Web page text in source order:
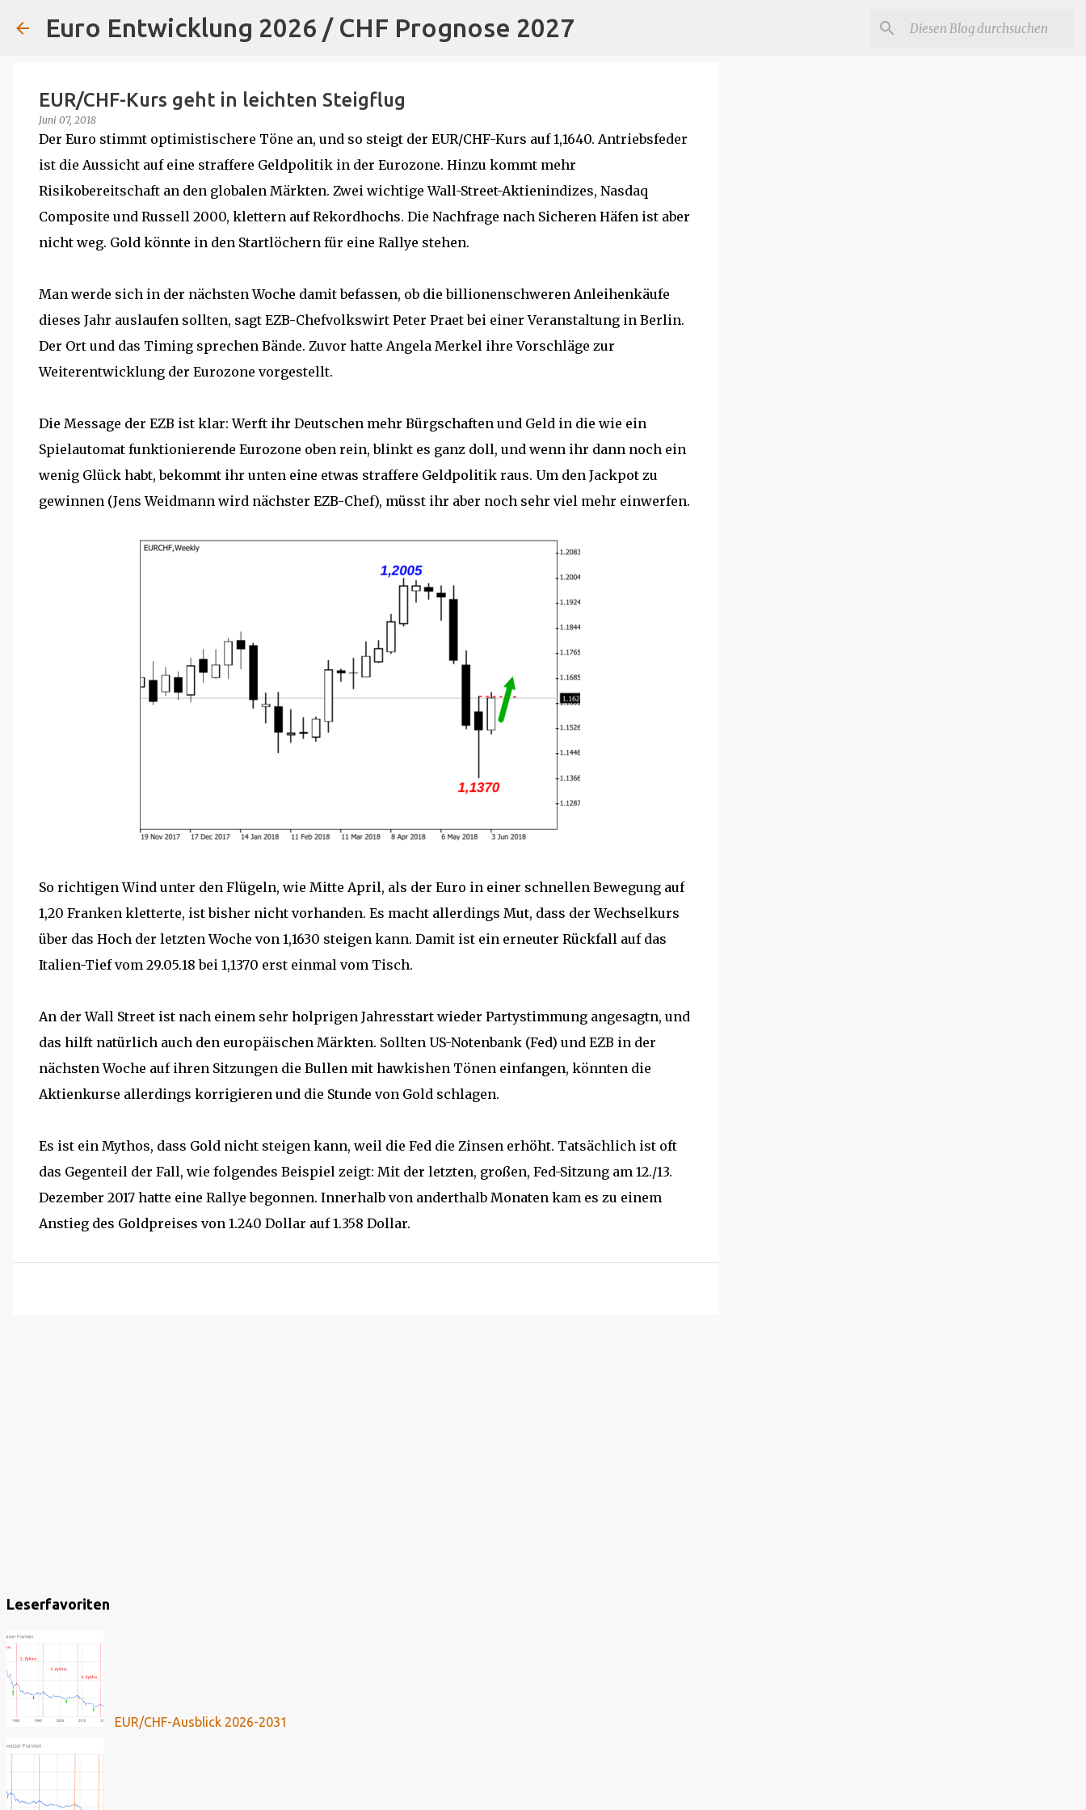
Direkt zum Hauptbereich
Euro Entwicklung 2026 / CHF Prognose 2027
EUR/CHF-Kurs geht in leichten Steigflug
Juni 07, 2018
Der Euro stimmt optimistischere Töne an, und so steigt der EUR/CHF-Kurs auf 1,1640. Antriebsfeder
ist die Aussicht auf eine straffere Geldpolitik in der Eurozone. Hinzu kommt mehr
Risikobereitschaft an den globalen Märkten. Zwei wichtige Wall-Street-Aktienindizes, Nasdaq
Composite und Russell 2000, klettern auf Rekordhochs. Die Nachfrage nach Sicheren Häfen ist aber
nicht weg. Gold könnte in den Startlöchern für eine Rallye stehen.
Man werde sich in der nächsten Woche damit befassen, ob die billionenschweren Anleihenkäufe
dieses Jahr auslaufen sollten, sagt EZB-Chefvolkswirt Peter Praet bei einer Veranstaltung in Berlin.
Der Ort und das Timing sprechen Bände. Zuvor hatte Angela Merkel ihre Vorschläge zur
Weiterentwicklung der Eurozone vorgestellt.
Die Message der EZB ist klar: Werft ihr Deutschen mehr Bürgschaften und Geld in die wie ein
Spielautomat funktionierende Eurozone oben rein, blinkt es ganz doll, und wenn ihr dann noch ein
wenig Glück habt, bekommt ihr unten eine etwas straffere Geldpolitik raus. Um den Jackpot zu
gewinnen (Jens Weidmann wird nächster EZB-Chef), müsst ihr aber noch sehr viel mehr einwerfen.
So richtigen Wind unter den Flügeln, wie Mitte April, als der Euro in einer schnellen Bewegung auf
1,20 Franken kletterte, ist bisher nicht vorhanden. Es macht allerdings Mut, dass der Wechselkurs
über das Hoch der letzten Woche von 1,1630 steigen kann. Damit ist ein erneuter Rückfall auf das
Italien-Tief vom 29.05.18 bei 1,1370 erst einmal vom Tisch.
An der Wall Street ist nach einem sehr holprigen Jahresstart wieder Partystimmung angesagtn, und
das hilft natürlich auch den europäischen Märkten. Sollten US-Notenbank (Fed) und EZB in der
nächsten Woche auf ihren Sitzungen die Bullen mit hawkishen Tönen einfangen, könnten die
Aktienkurse allerdings korrigieren und die Stunde von Gold schlagen.
Es ist ein Mythos, dass Gold nicht steigen kann, weil die Fed die Zinsen erhöht. Tatsächlich ist oft
das Gegenteil der Fall, wie folgendes Beispiel zeigt: Mit der letzten, großen, Fed-Sitzung am 12./13.
Dezember 2017 hatte eine Rallye begonnen. Innerhalb von anderthalb Monaten kam es zu einem
Anstieg des Goldpreises von 1.240 Dollar auf 1.358 Dollar.
Leserfavoriten
EUR/CHF-Ausblick 2026-2031